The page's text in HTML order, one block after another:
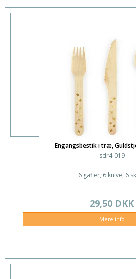
Engangsbestik i træ,
sdr4-019
6 gafler, 6 knive, 6
29,50 DKK
Mere info